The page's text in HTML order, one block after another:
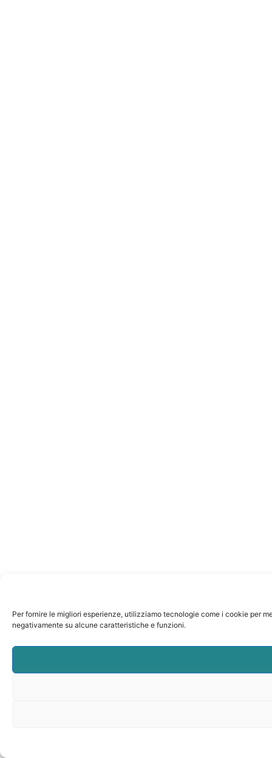
Per fornire le migliori esperienze, utilizziamo tecnologie come i cookie per
negativamente su alcune caratteristiche e funzioni.